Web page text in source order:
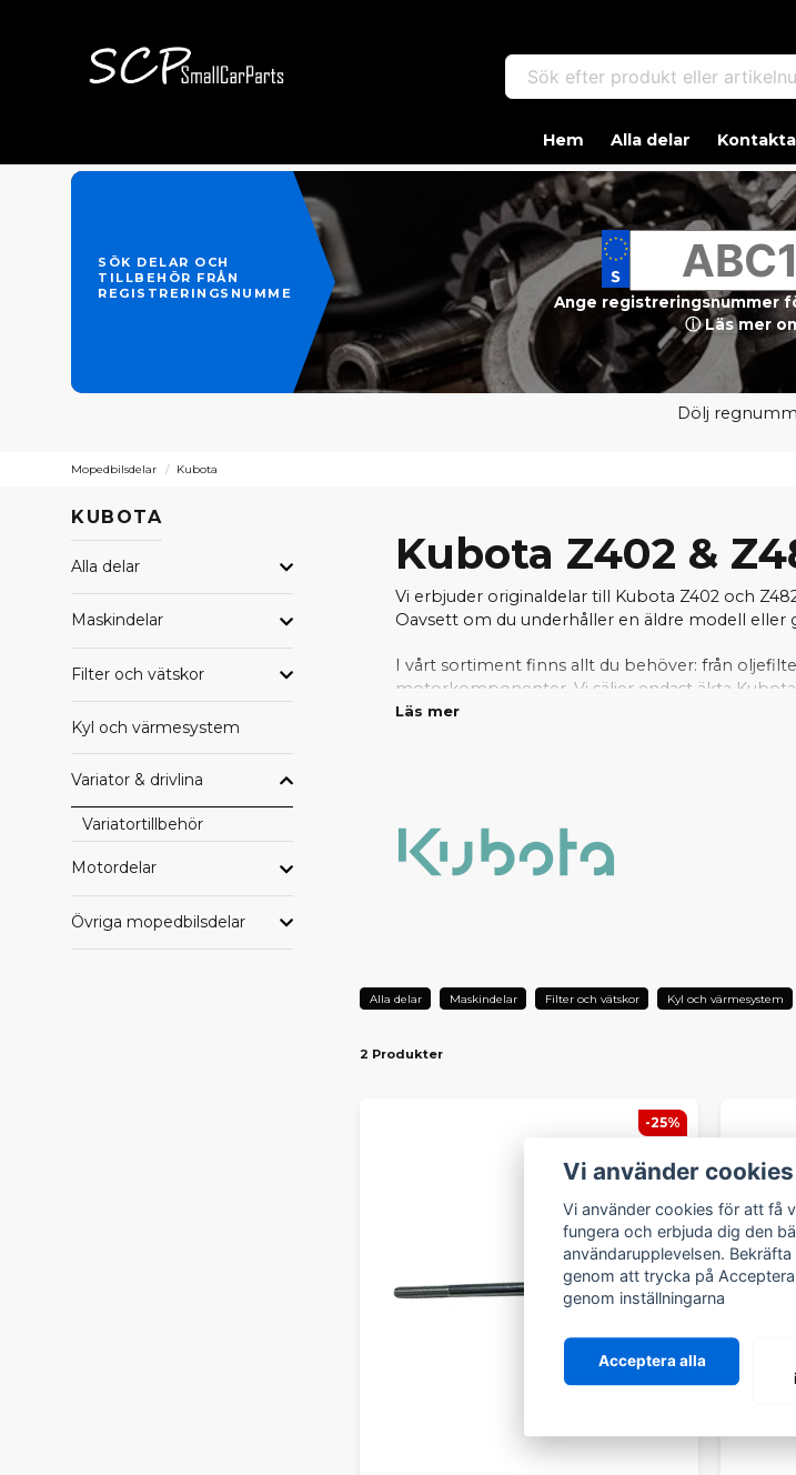
Sök efter produkt eller
Hem Alla delar
SÖK DELAR OCH
TILLBEHÖR FRÅN
REGISTRERINGSNUMMER
Ange registreringsnummer
ⓘ Läs mer
Dölj
Mopedbilsdelar Kubota
KUBOTA
Alla delar
Maskindelar
Filter och vätskor
Kyl och värmesystem
Variator & drivlina
Variatortillbehör
Motordelar
Övriga mopedbilsdelar
Kubota Z402 &
Vi erbjuder originaldelar till Kubota Z402 och
Oavsett om du underhåller en äldre modell
I vårt sortiment finns allt du behöver: från
motorkomponenter. Vi säljer endast äkta
passform.
Läs mer
Alla delar Maskindelar Filter och vätskor Kyl och värmesystem
2 Produkter
-25%
Vi använder cookies
Vi använder cookies för att få
fungera och erbjuda dig den
användarupplevelsen.
genom att trycka på Acceptera
genom inställningarna
Acceptera alla